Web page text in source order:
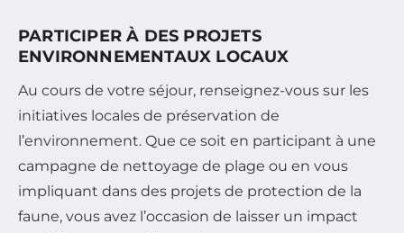
PARTICIPER À DES PROJETS
ENVIRONNEMENTAUX LOCAUX
Au cours de votre séjour, renseignez-vous sur les
initiatives locales de préservation de
l’environnement. Que ce soit en participant à une
campagne de nettoyage de plage ou en vous
impliquant dans des projets de protection de la
faune, vous avez l’occasion de laisser un impact